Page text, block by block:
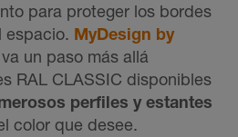
para proteger los bordes
espacio. MyDesign by
va un paso más allá
RAL CLASSIC disponibles
perfiles y estantes
color que desee.